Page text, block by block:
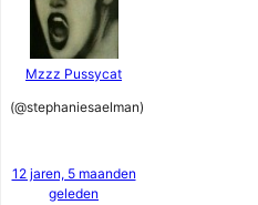
Mzzz Pussycat
(@stephaniesaelman)
12 jaren, 5 maanden
geleden